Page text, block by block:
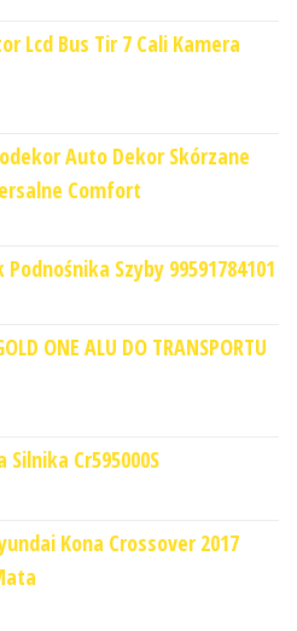
Lcd Bus Tir 7 Cali Kamera
Auto Dekor Skórzane
Comfort
Szyby 99591784101
ONE ALU DO TRANSPORTU
Silnika Cr595000S
Kona Crossover 2017